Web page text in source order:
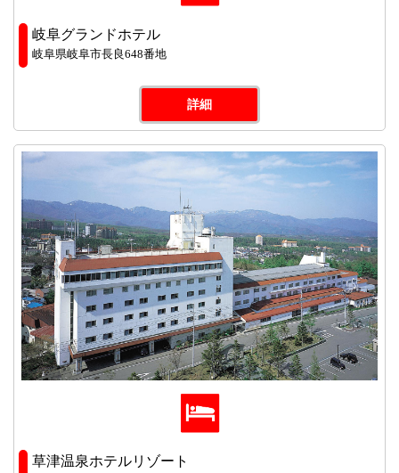
岐阜グランドホテル
岐阜県岐阜市長良648番地
詳細
草津温泉ホテルリゾート